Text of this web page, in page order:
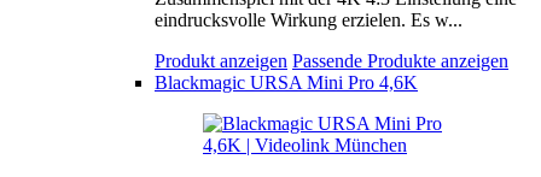
eindrucksvolle Wirkung erzielen. Es w...
Produkt anzeigen Passende Produkte anzeigen
Blackmagic URSA Mini Pro 4,6K